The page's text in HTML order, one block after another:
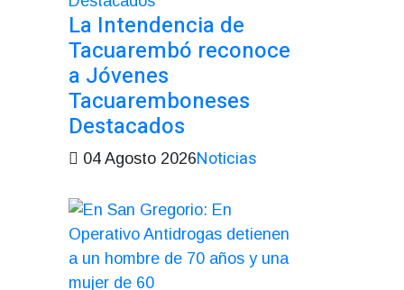
La Intendencia de
Tacuarembó reconoce
a Jóvenes
Tacuaremboneses
Destacados
04 Agosto 2026Noticias